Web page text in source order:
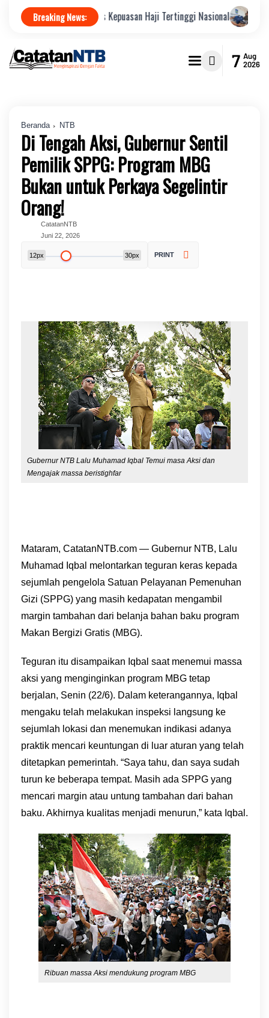
Breaking News:
Raih Indeks Kepuasan Haji Tertinggi Nasional Jamkrindo
7 Aug
2026
Beranda NTB
Di Tengah Aksi, Gubernur Sentil
Pemilik SPPG: Program MBG
Bukan untuk Perkaya Segelintir
Orang!
CatatanNTB
Juni 22, 2026
12px 30px PRINT
Gubernur NTB Lalu Muhamad Iqbal Temui masa Aksi dan
Mengajak massa beristighfar
Mataram, CatatanNTB.com — Gubernur NTB, Lalu
Muhamad Iqbal melontarkan teguran keras kepada
sejumlah pengelola Satuan Pelayanan Pemenuhan
Gizi (SPPG) yang masih kedapatan mengambil
margin tambahan dari belanja bahan baku program
Makan Bergizi Gratis (MBG).
Teguran itu disampaikan Iqbal saat menemui massa
aksi yang menginginkan program MBG tetap
berjalan, Senin (22/6). Dalam keterangannya, Iqbal
mengaku telah melakukan inspeksi langsung ke
sejumlah lokasi dan menemukan indikasi adanya
praktik mencari keuntungan di luar aturan yang telah
ditetapkan pemerintah. “Saya tahu, dan saya sudah
turun ke beberapa tempat. Masih ada SPPG yang
mencari margin atau untung tambahan dari bahan
baku. Akhirnya kualitas menjadi menurun,” kata Iqbal.
Ribuan massa Aksi mendukung program MBG